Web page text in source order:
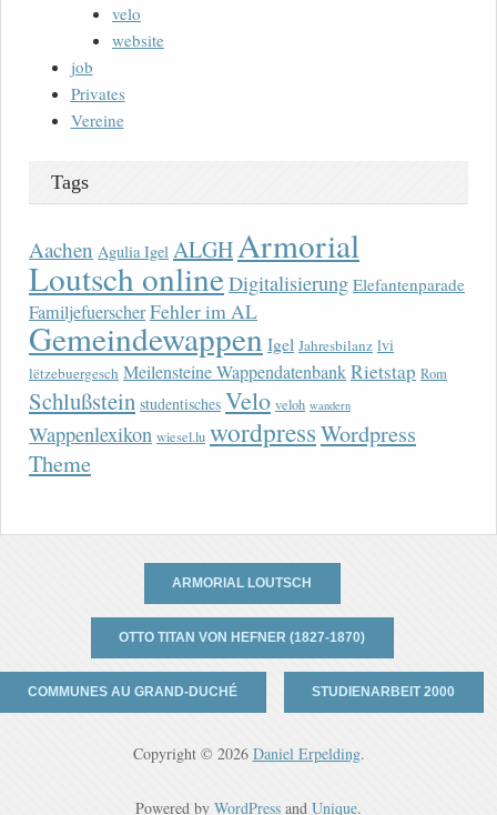
velo
website
job
Privates
Vereine
Tags
Aachen Agulia Igel ALGHArmorial
Loutsch onlineDigitalisierung Elefantenparade
FamiljefuerscherFehler im AL
Gemeindewappen Igel Jahresbilanz lvi
lëtzebuergesch Meilensteine WappendatenbankRietstap Rom
Schlußstein studentisches Velo veloh wandern
Wappenlexikon wiesel.lu wordpressWordpress
Theme
ARMORIAL LOUTSCH
OTTO TITAN VON HEFNER (1827-1870)
COMMUNES AU GRAND-DUCHÉ STUDIENARBEIT 2000
Copyright © 2026 Daniel Erpelding.
Powered by WordPress and Unique.